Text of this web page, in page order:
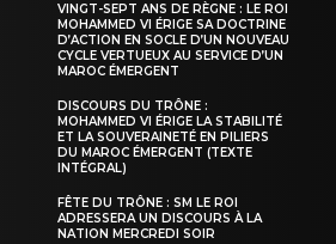
VINGT-SEPT ANS DE RÈGNE : LE ROI
MOHAMMED VI ÉRIGE SA DOCTRINE
D’ACTION EN SOCLE D’UN NOUVEAU
CYCLE VERTUEUX AU SERVICE D’UN
MAROC ÉMERGENT
DISCOURS DU TRÔNE :
MOHAMMED VI ÉRIGE LA STABILITÉ
ET LA SOUVERAINETÉ EN PILIERS
DU MAROC ÉMERGENT (TEXTE
INTÉGRAL)
FÊTE DU TRÔNE : SM LE ROI
ADRESSERA UN DISCOURS À LA
NATION MERCREDI SOIR